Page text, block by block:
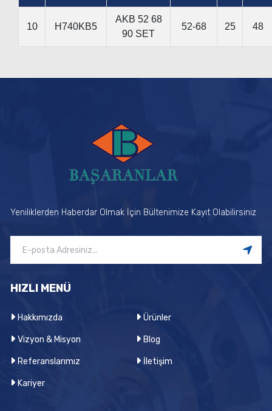
10 H740KB5
AKB 52 68
90 SET
52-68 25 48
Yeniliklerden Haberdar Olmak İçin Bültenimize Kayıt Olabilirsiniz
HIZLI MENÜ
Hakkımızda
Vizyon & Misyon
Referanslarımız
Kariyer
Ürünler
Blog
İletişim